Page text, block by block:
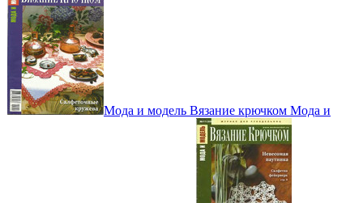
Мода и модель Вязание крючком Мода и